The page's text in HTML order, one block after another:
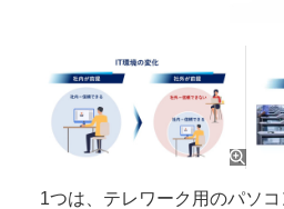
1つは、テレワーク用のパソコ